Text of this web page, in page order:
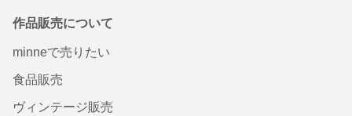
作品販売について
minneで売りたい
食品販売
ヴィンテージ販売